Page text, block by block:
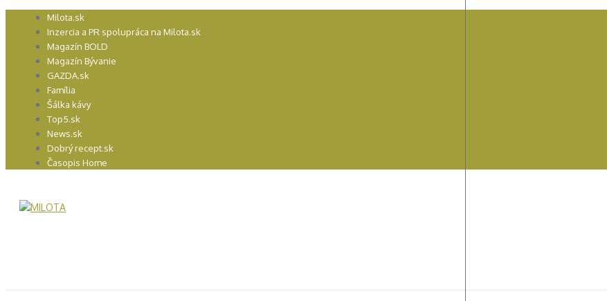
Preskočiť Milota.sk
Inzercia a PR spolupráca na Milota.sk
Magazín BOLD
Magazín Bývanie
GAZDA.sk
Família
Šálka kávy
Top5.sk
News.sk
Dobrý recept.sk
Časopis Home